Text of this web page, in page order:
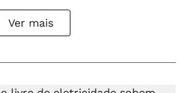
Ver mais